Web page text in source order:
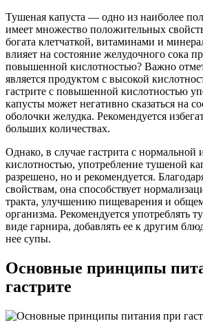
Тушеная капуста — одно из наиболее
имеет множество положительных
богата клетчаткой, витаминами и
влияет на состояние желудочного сока
повышенной кислотностью? Важно
является продуктом с высокой
гастрите с повышенной кислотностью
капусты может негативно сказаться на
оболочки желудка. Рекомендуется
больших количествах.
Однако, в случае гастрита с
кислотностью, употребление тушеной
разрешено, но и рекомендуется.
свойствам, она способствует
тракта, улучшению пищеварения и
организма. Рекомендуется употреблять
виде гарнира, добавлять ее к другим
нее супы.
Основные принципы
гастрите